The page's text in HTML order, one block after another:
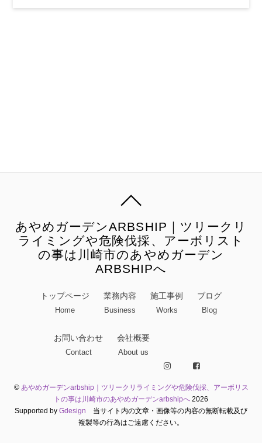
あやめガーデンARBSHIP｜ツリークリ
ライミングや危険伐採、アーボリスト
の事は川崎市のあやめガーデン
ARBSHIPへ
トップページ
Home
業務内容
Business
施工事例
Works
ブログ
Blog
お問い合わせ
Contact
会社概要
About us
© あやめガーデンarbship｜ツリークリライミングや危険伐採、アーボリス
トの事は川崎市のあやめガーデンarbshipへ 2026
Supported by Gdesign 当サイト内の文章・画像等の内容の無断転載及び
複製等の行為はご遠慮ください。